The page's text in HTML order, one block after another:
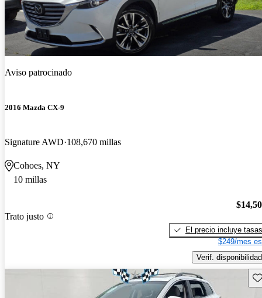
Aviso patrocinado
2016 Mazda CX-9
Signature AWD 108,670 millas
Cohoes, NY
10 millas
Trato justo
El precio incluye tasas
$249/mes
Verif. disponibilidad